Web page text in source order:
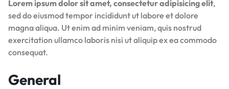
Lorem ipsum dolor sit amet, consectetur adipisicing elit,
sed do eiusmod tempor incididunt ut labore et dolore
magna aliqua. Ut enim ad minim veniam, quis nostrud
exercitation ullamco laboris nisi ut aliquip ex ea commodo
consequat.
General